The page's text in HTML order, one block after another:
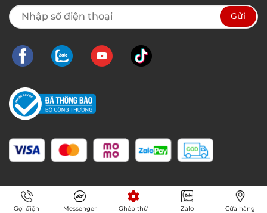
Gọi điện Messenger Ghép thử Zalo Cửa hàng